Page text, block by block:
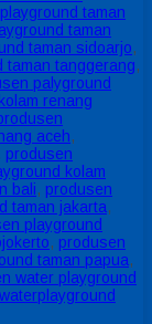
taman
taman
taman sidoarjo,
taman tanggerang,
palyground
renang
aceh,
produsen
kolam
bali, produsen
taman jakarta,
playground
, produsen
taman papua,
water playground
waterplayground